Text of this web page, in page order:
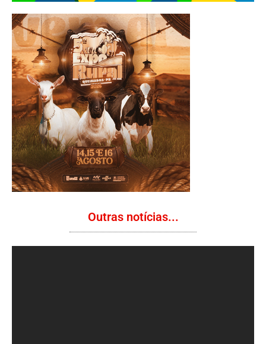
Outras notícias...